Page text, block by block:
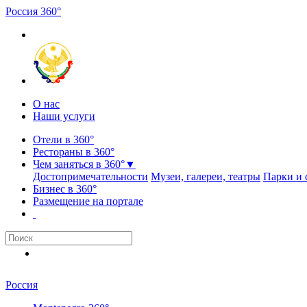
Россия 360°
О нас
Наши услуги
Отели в 360°
Рестораны в 360°
Чем заняться в 360°▼
Достопримечательности Музеи, галереи, театры Парки и
Бизнес в 360°
Размещение на портале
Россия